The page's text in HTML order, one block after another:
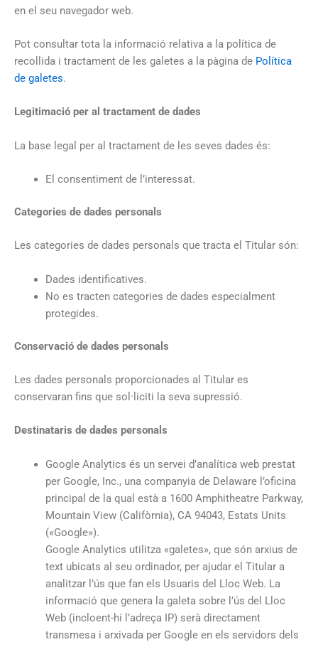
en el seu navegador web.
Pot consultar tota la informació relativa a la política de
recollida i tractament de les galetes a la pàgina de Política
de galetes.
Legitimació per al tractament de dades
La base legal per al tractament de les seves dades és:
El consentiment de l’interessat.
Categories de dades personals
Les categories de dades personals que tracta el Titular són:
Dades identificatives.
No es tracten categories de dades especialment
protegides.
Conservació de dades personals
Les dades personals proporcionades al Titular es
conservaran fins que sol·liciti la seva supressió.
Destinataris de dades personals
Google Analytics és un servei d’analítica web prestat
per Google, Inc., una companyia de Delaware l’oficina
principal de la qual està a 1600 Amphitheatre Parkway,
Mountain View (Califòrnia), CA 94043, Estats Units
(«Google»).
Google Analytics utilitza «galetes», que són arxius de
text ubicats al seu ordinador, per ajudar el Titular a
analitzar l’ús que fan els Usuaris del Lloc Web. La
informació que genera la galeta sobre l’ús del Lloc
Web (incloent-hi l’adreça IP) serà directament
transmesa i arxivada per Google en els servidors dels